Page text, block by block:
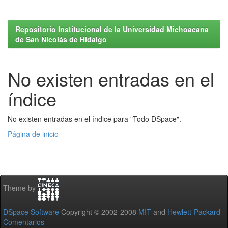
Repositorio Institucional de la Universidad Michoacana
de San Nicolás de Hidalgo
No existen entradas en el
índice
No existen entradas en el índice para "Todo DSpace".
Página de inicio
Theme by
DSpace Software Copyright © 2002-2008 MIT and Hewlett-Packard -
Comentarios